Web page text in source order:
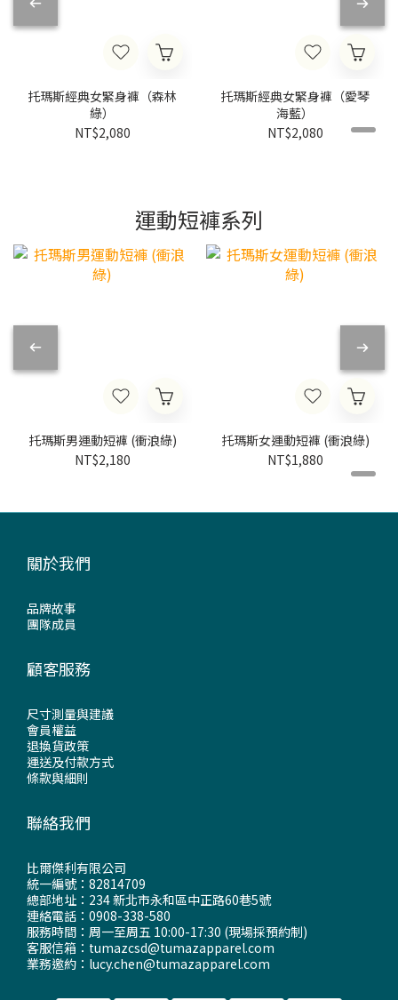
托瑪斯經典女緊身褲（森林
綠）
NT$2,080
托瑪斯經典女緊身褲（愛琴
海藍）
NT$2,080
運動短褲系列
托瑪斯男運動短褲 (衝浪綠)
NT$2,180
托瑪斯女運動短褲 (衝浪綠)
NT$1,880
關於我們
品牌故事
團隊成員
顧客服務
尺寸測量與建議
會員權益
退換貨政策
運送及付款方式
條款與細則
聯絡我們
比爾傑利有限公司
統一編號：82814709
總部地址：234 新北市永和區中正路60巷5號
連絡電話：0908-338-580
服務時間：周一至周五 10:00-17:30 (現場採預約制)
客服信箱：tumazcsd@tumazapparel.com
業務邀約：lucy.chen@tumazapparel.com